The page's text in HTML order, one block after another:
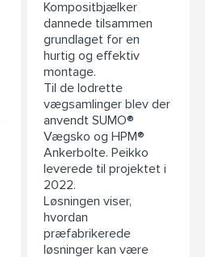
Kompositbjælker
dannede tilsammen
grundlaget for en
hurtig og effektiv
montage.
Til de lodrette
vægsamlinger blev der
anvendt SUMO®
Vægsko og HPM®
Ankerbolte. Peikko
leverede til projektet i
2022.
Løsningen viser,
hvordan
præfabrikerede
løsninger kan være